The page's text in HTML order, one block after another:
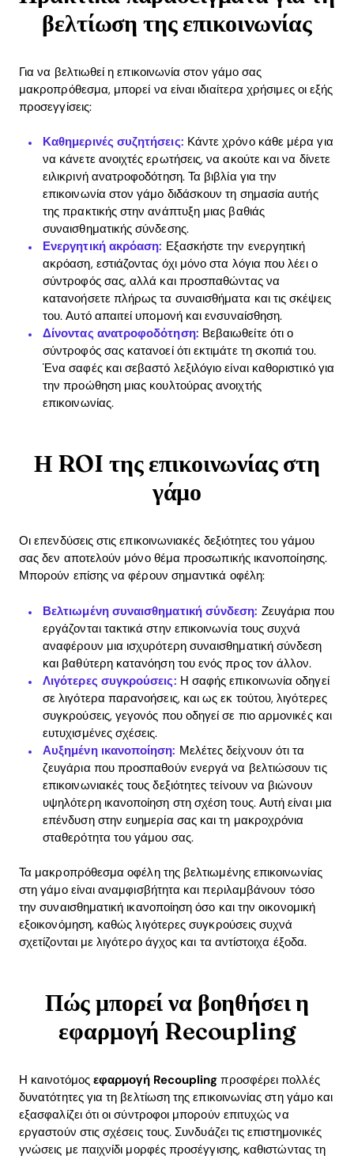
Home
Blog
Download
βελτίωση της επικοινωνίας
Για να βελτιωθεί η επικοινωνία στον γάμο σας
μακροπρόθεσμα, μπορεί να είναι ιδιαίτερα χρήσιμες οι εξής
προσεγγίσεις:
Καθημερινές συζητήσεις: Κάντε χρόνο κάθε μέρα για
να κάνετε ανοιχτές ερωτήσεις, να ακούτε και να δίνετε
ειλικρινή ανατροφοδότηση. Τα βιβλία για την
επικοινωνία στον γάμο διδάσκουν τη σημασία αυτής
της πρακτικής στην ανάπτυξη μιας βαθιάς
συναισθηματικής σύνδεσης.
Ενεργητική ακρόαση: Εξασκήστε την ενεργητική
ακρόαση, εστιάζοντας όχι μόνο στα λόγια που λέει ο
σύντροφός σας, αλλά και προσπαθώντας να
κατανοήσετε πλήρως τα συναισθήματα και τις σκέψεις
του. Αυτό απαιτεί υπομονή και ενσυναίσθηση.
Δίνοντας ανατροφοδότηση: Βεβαιωθείτε ότι ο
σύντροφός σας κατανοεί ότι εκτιμάτε τη σκοπιά του.
Ένα σαφές και σεβαστό λεξιλόγιο είναι καθοριστικό για
την προώθηση μιας κουλτούρας ανοιχτής
επικοινωνίας.
Η ROI της επικοινωνίας στη
γάμο
Οι επενδύσεις στις επικοινωνιακές δεξιότητες του γάμου
σας δεν αποτελούν μόνο θέμα προσωπικής ικανοποίησης.
Μπορούν επίσης να φέρουν σημαντικά οφέλη:
Βελτιωμένη συναισθηματική σύνδεση: Ζευγάρια που
εργάζονται τακτικά στην επικοινωνία τους συχνά
αναφέρουν μια ισχυρότερη συναισθηματική σύνδεση
και βαθύτερη κατανόηση του ενός προς τον άλλον.
Λιγότερες συγκρούσεις: Η σαφής επικοινωνία οδηγεί
σε λιγότερα παρανοήσεις, και ως εκ τούτου, λιγότερες
συγκρούσεις, γεγονός που οδηγεί σε πιο αρμονικές και
ευτυχισμένες σχέσεις.
Αυξημένη ικανοποίηση: Μελέτες δείχνουν ότι τα
ζευγάρια που προσπαθούν ενεργά να βελτιώσουν τις
επικοινωνιακές τους δεξιότητες τείνουν να βιώνουν
υψηλότερη ικανοποίηση στη σχέση τους. Αυτή είναι μια
επένδυση στην ευημερία σας και τη μακροχρόνια
σταθερότητα του γάμου σας.
Τα μακροπρόθεσμα οφέλη της βελτιωμένης επικοινωνίας
στη γάμο είναι αναμφισβήτητα και περιλαμβάνουν τόσο
την συναισθηματική ικανοποίηση όσο και την οικονομική
εξοικονόμηση, καθώς λιγότερες συγκρούσεις συχνά
σχετίζονται με λιγότερο άγχος και τα αντίστοιχα έξοδα.
Πώς μπορεί να βοηθήσει η
εφαρμογή Recoupling
Η καινοτόμος εφαρμογή Recoupling προσφέρει πολλές
δυνατότητες για τη βελτίωση της επικοινωνίας στη γάμο και
εξασφαλίζει ότι οι σύντροφοι μπορούν επιτυχώς να
εργαστούν στις σχέσεις τους. Συνδυάζει τις επιστημονικές
γνώσεις με παιχνίδι μορφές προσέγγισης, καθιστώντας τη